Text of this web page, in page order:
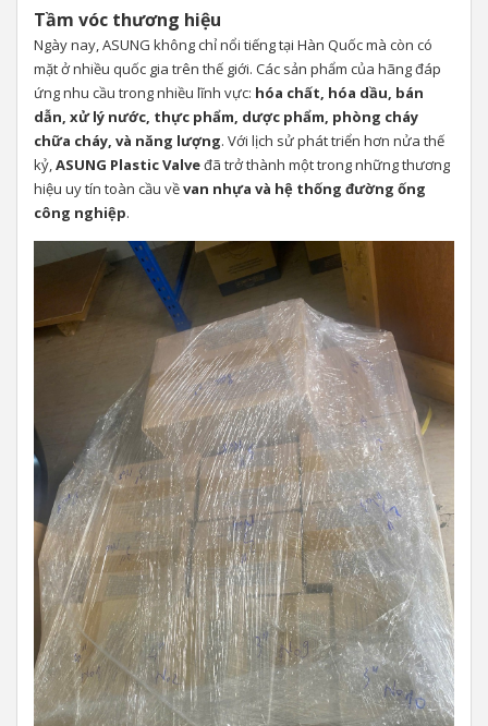
Tầm vóc thương hiệu
Ngày nay, ASUNG không chỉ nổi tiếng tại Hàn Quốc mà còn có
mặt ở nhiều quốc gia trên thế giới. Các sản phẩm của hãng đáp
ứng nhu cầu trong nhiều lĩnh vực: hóa chất, hóa dầu, bán
dẫn, xử lý nước, thực phẩm, dược phẩm, phòng cháy
chữa cháy, và năng lượng. Với lịch sử phát triển hơn nửa thế
kỷ,ASUNG Plastic Valveđã trở thành một trong những thương
hiệu uy tín toàn cầu vềvan nhựa và hệ thống đường ống
công nghiệp.